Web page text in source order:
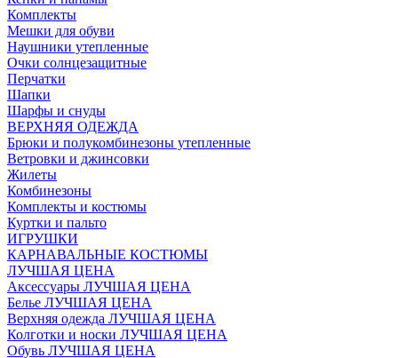
Комплекты
Мешки для обуви
Наушники утепленные
Очки солнцезащитные
Перчатки
Шапки
Шарфы и снуды
ВЕРХНЯЯ ОДЕЖДА
Брюки и полукомбинезоны утепленные
Ветровки и джинсовки
Жилеты
Комбинезоны
Комплекты и костюмы
Куртки и пальто
ИГРУШКИ
КАРНАВАЛЬНЫЕ КОСТЮМЫ
ЛУЧШАЯ ЦЕНА
Аксессуары ЛУЧШАЯ ЦЕНА
Белье ЛУЧШАЯ ЦЕНА
Верхняя одежда ЛУЧШАЯ ЦЕНА
Колготки и носки ЛУЧШАЯ ЦЕНА
Обувь ЛУЧШАЯ ЦЕНА